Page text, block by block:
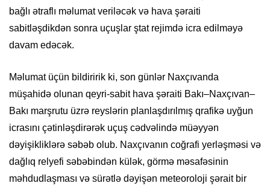
bağlı ətraflı məlumat veriləcək və hava şəraiti
sabitləşdikdən sonra uçuşlar ştat rejimdə icra edilməyə
davam edəcək.
Məlumat üçün bildiririk ki, son günlər Naxçıvanda
müşahidə olunan qeyri-sabit hava şəraiti Bakı–Naxçıvan–
Bakı marşrutu üzrə reyslərin planlaşdırılmış qrafikə uyğun
icrasını çətinləşdirərək uçuş cədvəlində müəyyən
dəyişikliklərə səbəb olub. Naxçıvanın coğrafi yerləşməsi və
dağlıq relyefi səbəbindən külək, görmə məsafəsinin
məhdudlaşması və sürətlə dəyişən meteoroloji şərait bir